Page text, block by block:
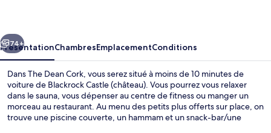
Suivant
74+
PrésentationChambresEmplacementConditions
Dans The Dean Cork, vous serez situé à moins de 10 minutes de
voiture de Blackrock Castle (château). Vous pourrez vous relaxer
dans le sauna, vous dépenser au centre de fitness ou manger un
morceau au restaurant. Au menu des petits plus offerts sur place, on
trouve une piscine couverte, un hammam et un snack-bar/une